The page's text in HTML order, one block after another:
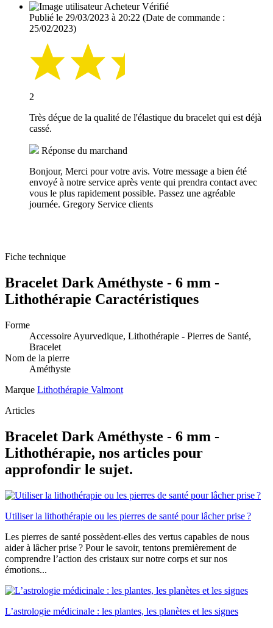
Acheteur Vérifié
Publié le 29/03/2023 à 20:22 (Date de commande :
25/02/2023)
2
Très déçue de la qualité de l'élastique du bracelet qui est déjà
cassé.
Réponse du marchand
Bonjour, Merci pour votre avis. Votre message a bien été
envoyé à notre service après vente qui prendra contact avec
vous le plus rapidement possible. Passez une agréable
journée. Gregory Service clients
Fiche technique
Bracelet Dark Améthyste - 6 mm -
Lithothérapie Caractéristiques
Forme
Accessoire Ayurvedique, Lithothérapie - Pierres de Santé,
Bracelet
Nom de la pierre
Améthyste
Marque Lithothérapie Valmont
Articles
Bracelet Dark Améthyste - 6 mm -
Lithothérapie, nos articles pour
approfondir le sujet.
Utiliser la lithothérapie ou les pierres de santé pour lâcher prise ?
Les pierres de santé possèdent-elles des vertus capables de nous
aider à lâcher prise ? Pour le savoir, tentons premièrement de
comprendre l’action des cristaux sur notre corps et sur nos
émotions...
L’astrologie médicinale : les plantes, les planètes et les signes